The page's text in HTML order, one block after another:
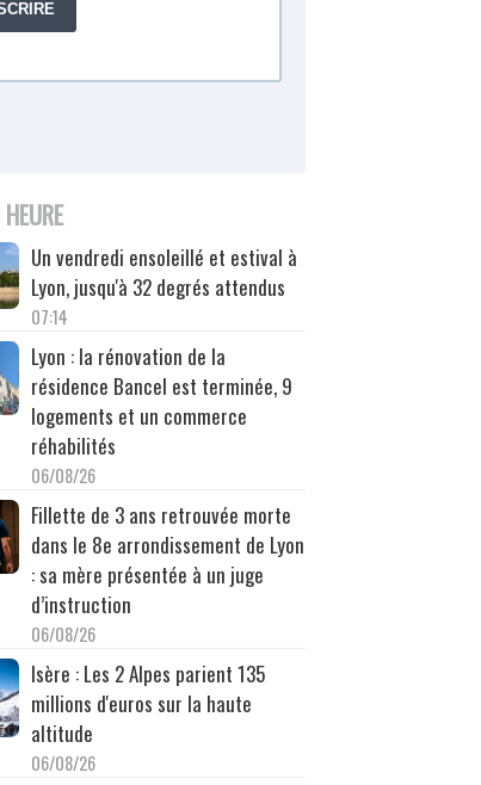
Un vendredi ensoleillé et estival à
Lyon, jusqu'à 32 degrés attendus
07:14
Lyon : la rénovation de la
résidence Bancel est terminée, 9
logements et un commerce
réhabilités
06/08/26
Fillette de 3 ans retrouvée morte
dans le 8e arrondissement de Lyon
: sa mère présentée à un juge
d’instruction
06/08/26
Isère : Les 2 Alpes parient 135
millions d'euros sur la haute
altitude
06/08/26